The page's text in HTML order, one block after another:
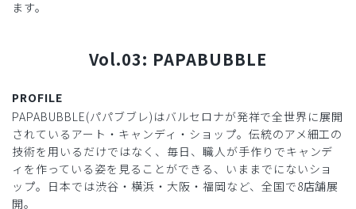
ます。
Vol.03: PAPABUBBLE
PROFILE
PAPABUBBLE(パパブブレ)はバルセロナが発祥で全世界に展開
されているアート・キャンディ・ショップ。伝統のアメ細工の
技術を用いるだけではなく、毎日、職人が手作りでキャンデ
ィを作っている姿を見ることができる、いままでにないショ
ップ。日本では渋谷・横浜・大阪・福岡など、全国で8店舗展
開。